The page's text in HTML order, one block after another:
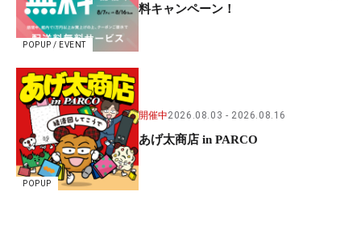
POPUP / EVENT
料キャンペーン！
POPUP
開催中2026.08.03 2026.08.16
あげ太商店 in PARCO